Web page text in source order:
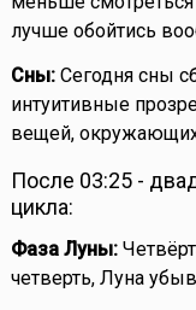
лучше обойтись
Сны:Сегодня сны
интуитивные
вещей,
После 03:25 -
цикла:
Фаза Луны:
четверть, Луна